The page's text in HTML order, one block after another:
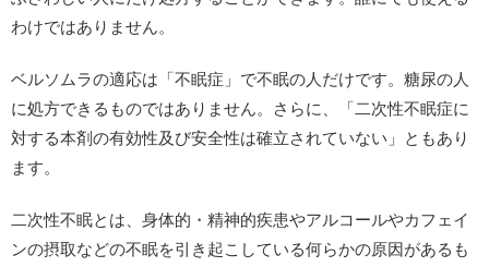
わけではありません。
ベルソムラの適応は「不眠症」で不眠の人だけです。糖尿の人
に処方できるものではありません。さらに、「二次性不眠症に
対する本剤の有効性及び安全性は確立されていない」ともあり
ます。
二次性不眠とは、身体的・精神的疾患やアルコールやカフェイ
ンの摂取などの不眠を引き起こしている何らかの原因があるも